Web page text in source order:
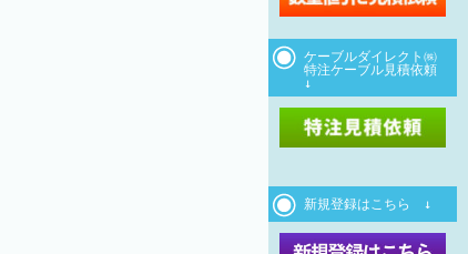
ケーブルダイレクト㈱
特注ケーブル見積依頼
↓
新規登録はこちら ↓